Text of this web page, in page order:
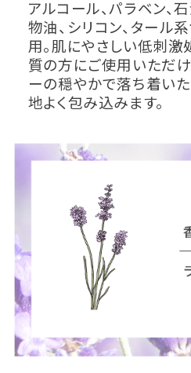
アルコール、パラベン、
物油、シリコン、タール
用。肌にやさしい低刺
質の方にご使用いただ
ーの穏やかで落ち着い
地よく包み込みます。